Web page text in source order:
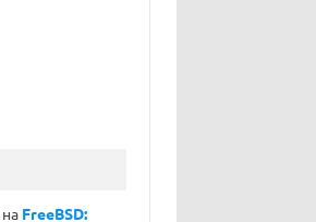
на FreeBSD: